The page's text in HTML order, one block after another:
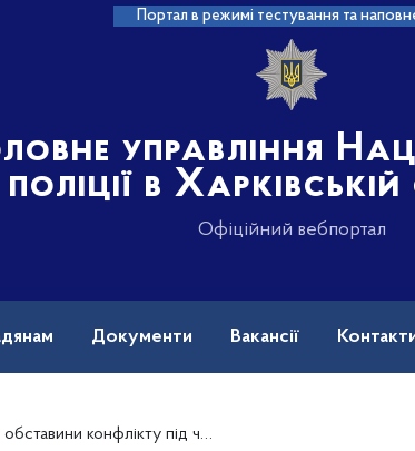
Портал в режимі тестування та
управління
поліції в
Офіційний вебпортал
Документи Вакансії
біля медичного закладу у Шевченківському районі Харкова (ДОДАНО ВІДЕО)